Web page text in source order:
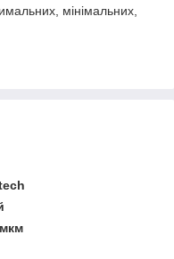
мінімальних,